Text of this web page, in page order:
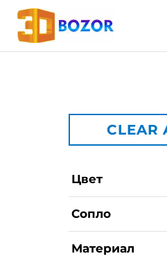
CLEAR
Цвет
Сопло
Материал